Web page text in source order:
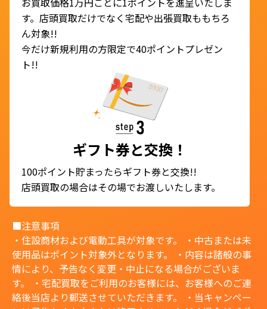
す。店頭買取だけでなく宅配や出張買取ももちろ
ん対象!!
今だけ新規利用の方限定で40ポイントプレゼン
ト!!
ギフト券と交換！
100ポイント貯まったらギフト券と交換!!
店頭買取の場合はその場でお渡しいたします。
■注意事項
・住設商材および電動工具が対象です。 ・中古または未
使用品はポイント対象外となります。 ・内容は諸般の事
情により、予告なく変更・中止になる場合がございま
す。 ・宅配買取をご利用のお客様には、お客様へのご連
絡後当店より郵送させていただきます。 ・当キャンペー